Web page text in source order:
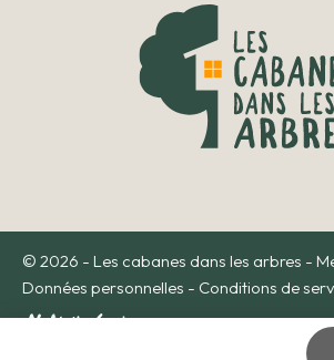
© 2026 - Les cabanes dans les arbres -
Données personnelles - Conditions de